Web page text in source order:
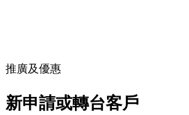
推廣及優惠
新申請或轉台客戶